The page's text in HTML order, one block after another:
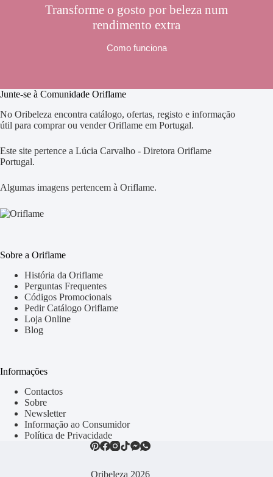
Transforme o gosto por beleza num
rendimento extra
Como funciona
Junte-se à Comunidade Oriflame
No Oribeleza encontra catálogo, ofertas, registo e informação
útil para comprar ou vender Oriflame em Portugal.
Este site pertence a Lúcia Carvalho - Diretora Oriflame
Portugal.
Algumas imagens pertencem à Oriflame.
Sobre a Oriflame
História da Oriflame
Perguntas Frequentes
Códigos Promocionais
Pedir Catálogo Oriflame
Loja Online
Blog
Informações
Contactos
Sobre
Newsletter
Informação ao Consumidor
Política de Privacidade
Oribeleza 2026